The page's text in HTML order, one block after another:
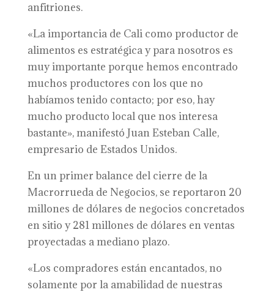
anfitriones.
«La importancia de Cali como productor de
alimentos es estratégica y para nosotros es
muy importante porque hemos encontrado
muchos productores con los que no
habíamos tenido contacto; por eso, hay
mucho producto local que nos interesa
bastante», manifestó Juan Esteban Calle,
empresario de Estados Unidos.
En un primer balance del cierre de la
Macrorrueda de Negocios, se reportaron 20
millones de dólares de negocios concretados
en sitio y 281 millones de dólares en ventas
proyectadas a mediano plazo.
«Los compradores están encantados, no
solamente por la amabilidad de nuestras